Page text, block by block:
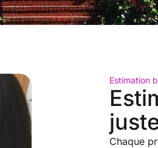
Estimation
Chaque